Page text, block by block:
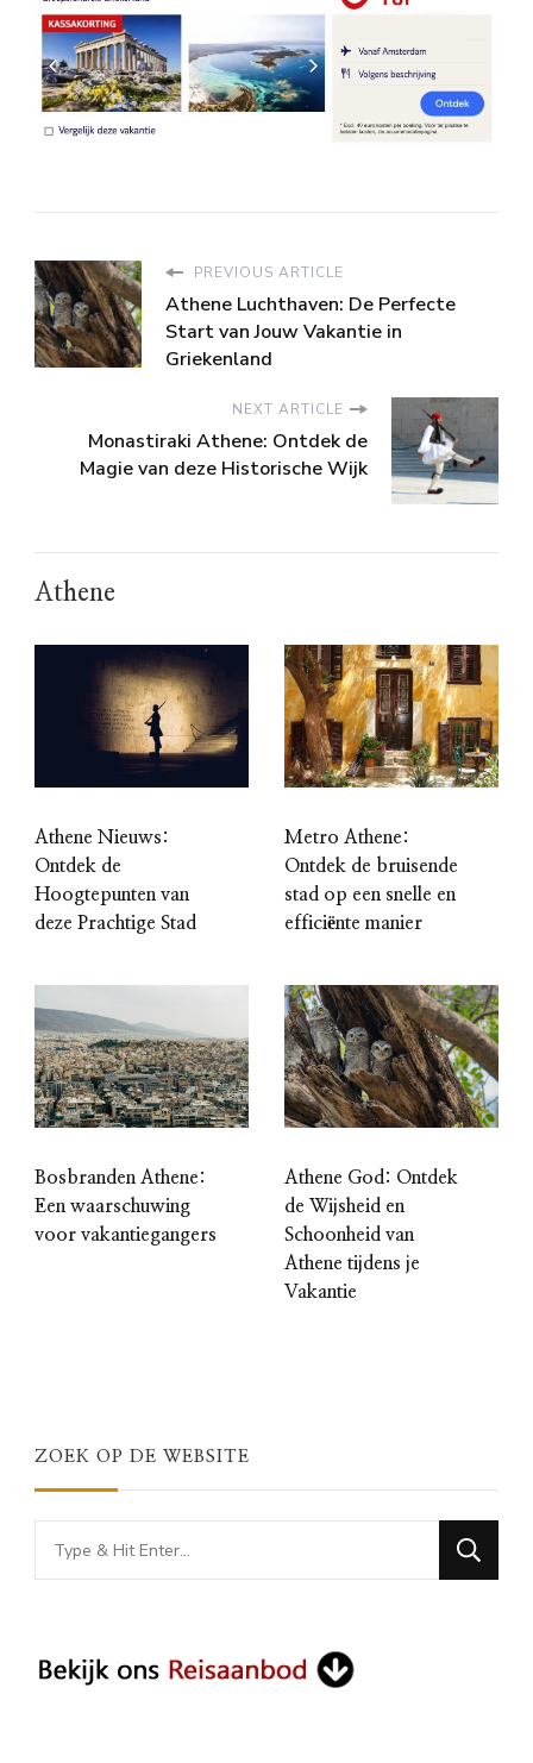
PREVIOUS ARTICLE
Athene Luchthaven: De Perfecte
Start van Jouw Vakantie in
Griekenland
NEXT ARTICLE
Monastiraki Athene: Ontdek de
Magie van deze Historische Wijk
Athene
Athene Nieuws:
Ontdek de
Hoogtepunten van
deze Prachtige Stad
Metro Athene:
Ontdek de bruisende
stad op een snelle en
efficiënte manier
Bosbranden Athene:
Een waarschuwing
voor vakantiegangers
Athene God: Ontdek
de Wijsheid en
Schoonheid van
Athene tijdens je
Vakantie
ZOEK OP DE WEBSITE
Looking
for